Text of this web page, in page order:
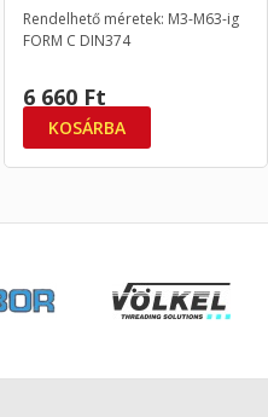
Rendelhető méretek: M3-M63-ig
FORM C DIN374
6 660 Ft
KOSÁRBA